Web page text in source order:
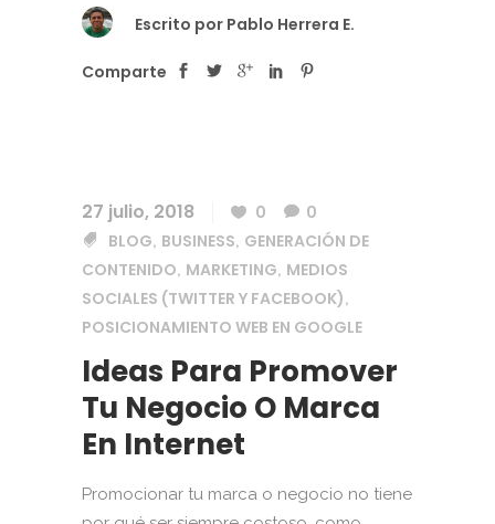
Escrito por Pablo Herrera E.
Comparte
27 julio, 2018 0
0
BLOG, BUSINESS, GENERACIÓN DE
CONTENIDO, MARKETING, MEDIOS
SOCIALES (TWITTER Y FACEBOOK),
POSICIONAMIENTO WEB EN GOOGLE
Ideas Para Promover
Tu Negocio O Marca
En Internet
Promocionar tu marca o negocio no tiene